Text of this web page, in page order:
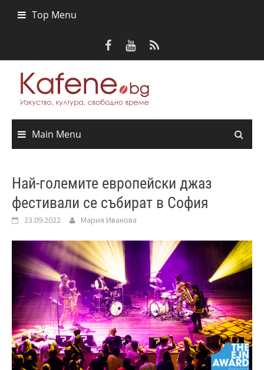
Top Menu
Main Menu
Най-големите европейски джаз
фестивали се събират в София
23.09.2022 Мария Иванова